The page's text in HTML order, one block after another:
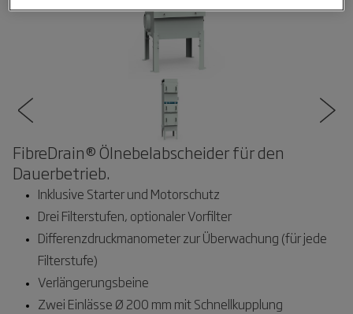
FibreDrain® Ölnebelabscheider für den
Dauerbetrieb.
Inklusive Starter und Motorschutz
Drei Filterstufen, optionaler Vorfilter
Differenzdruckmanometer zur Überwachung (für jede
Filterstufe)
Verlängerungsbeine
Zwei Einlässe Ø 200 mm mit Schnellkupplung